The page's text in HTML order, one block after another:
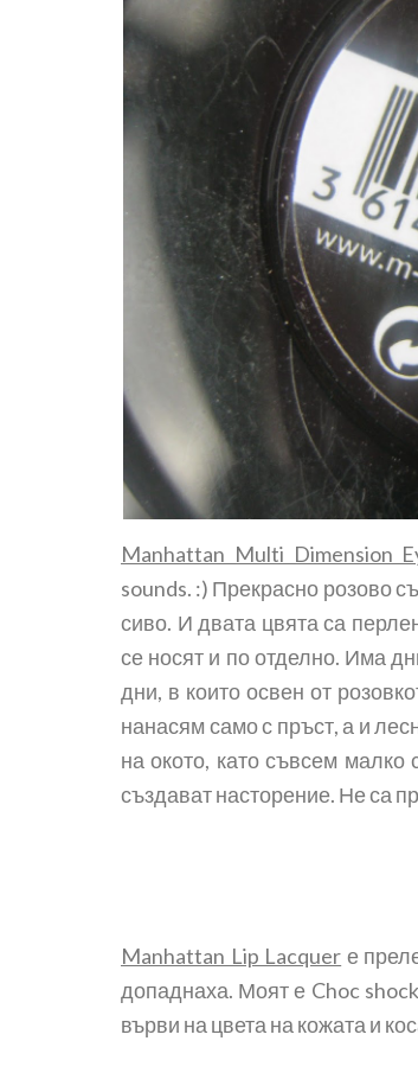
Manhattan Multi Dimension
sounds. :) Прекрасно розово
сиво. И двата цвята са
се носят и по отделно. Има
дни, в които освен от
нанасям само с пръст, а и
на окото, като съвсем малко
създават насторение. Не са
Manhattan Lip Lacquer е
допаднаха. Моят е Choc
върви на цвета на кожата и